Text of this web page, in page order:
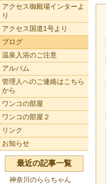
アクセス御殿場インターよ
り
アクセス国道1号より
ブログ
温泉入浴のご注意
アルバム
管理人へのご連絡はこちら
から
ワンコの部屋
ワンコの部屋２
リンク
お知らせ
最近の記事一覧
神奈川のららちゃん